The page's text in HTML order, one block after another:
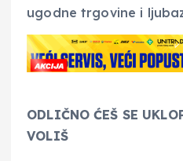
ugodne trgovine i
ODLIČNO ĆEŠ SE
VOLIŠ